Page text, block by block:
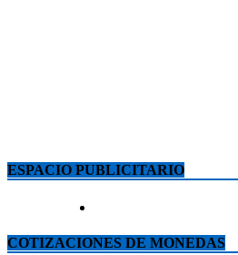
ESPACIO PUBLICITARIO
COTIZACIONES DE MONEDAS